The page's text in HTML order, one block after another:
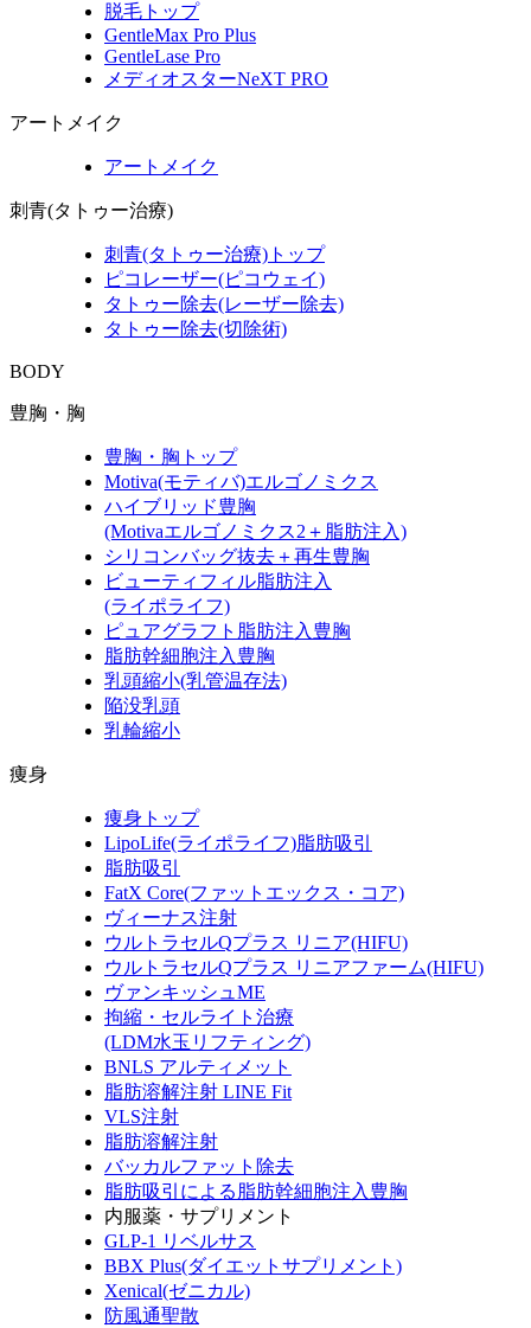
脱毛トップ
GentleMax Pro Plus
GentleLase Pro
メディオスターNeXT PRO
アートメイク
アートメイク
刺青(タトゥー治療)
刺青(タトゥー治療)トップ
ピコレーザー(ピコウェイ)
タトゥー除去(レーザー除去)
タトゥー除去(切除術)
BODY
豊胸・胸
豊胸・胸トップ
Motiva(モティバ)エルゴノミクス
ハイブリッド豊胸
(Motivaエルゴノミクス2＋脂肪注入)
シリコンバッグ抜去＋再生豊胸
ビューティフィル脂肪注入
(ライポライフ)
ピュアグラフト脂肪注入豊胸
脂肪幹細胞注入豊胸
乳頭縮小(乳管温存法)
陥没乳頭
乳輪縮小
痩身
痩身トップ
LipoLife(ライポライフ)脂肪吸引
脂肪吸引
FatX Core(ファットエックス・コア)
ヴィーナス注射
ウルトラセルQプラス リニア(HIFU)
ウルトラセルQプラス リニアファーム(HIFU)
ヴァンキッシュME
拘縮・セルライト治療
(LDM水玉リフティング)
BNLS アルティメット
脂肪溶解注射 LINE Fit
VLS注射
脂肪溶解注射
バッカルファット除去
脂肪吸引による脂肪幹細胞注入豊胸
内服薬・サプリメント
GLP-1 リベルサス
BBX Plus(ダイエットサプリメント)
Xenical(ゼニカル)
防風通聖散